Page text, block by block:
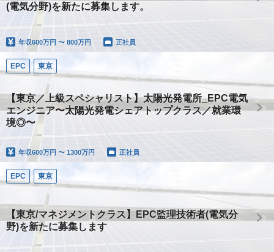
(電気分野)を新たに募集します。
年収600万円 〜 800万円 正社員
EPC 東京
【東京／上級スペシャリスト】太陽光発電所_EPC電気
エンジニア〜太陽光発電シェアトップクラス／就業環
境◎〜
年収600万円 〜 1300万円 正社員
EPC 東京
【東京/マネジメントクラス】EPC監理技術者(電気分
野)を新たに募集します